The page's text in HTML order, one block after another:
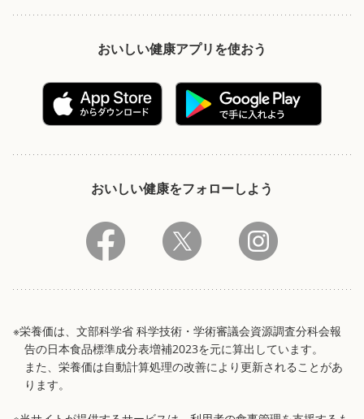
おいしい健康アプリを使おう
おいしい健康をフォローしよう
※栄養価は、文部科学省 科学技術・学術審議会資源調査分科会報
告の日本食品標準成分表増補2023を元に算出しています。
また、栄養価は自動計算処理の改善により更新されることがあ
ります。